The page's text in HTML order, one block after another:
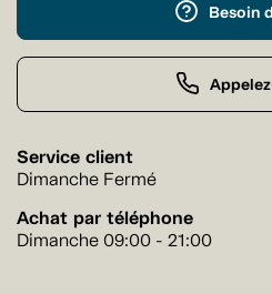
Besoin
Service client
Dimanche Fermé
Achat par téléphone
Dimanche 09:00 - 21:00